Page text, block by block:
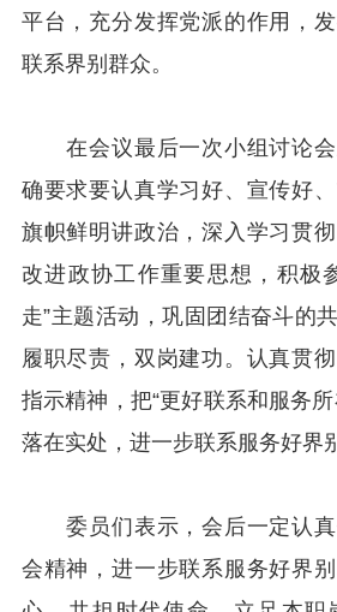
平台，充分发挥党派的作用，
联系界别群众。
在会议最后一次小组讨论会
确要求要认真学习好、宣传好、
旗帜鲜明讲政治，深入学习贯
改进政协工作重要思想，积极
走”主题活动，巩固团结奋斗的
履职尽责，双岗建功。认真贯
指示精神，把“更好联系和服务
落在实处，进一步联系服务好界
委员们表示，会后一定认真
会精神，进一步联系服务好界